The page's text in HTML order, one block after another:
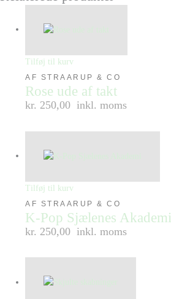
Tilføj til kurv
AF STRAARUP & CO
Rose ude af takt
kr. 250,00 inkl. moms
Tilføj til kurv
AF STRAARUP & CO
K-Pop Sjælenes Akademi
kr. 250,00 inkl. moms